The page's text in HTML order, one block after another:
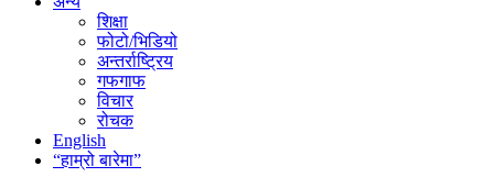
शिक्षा
फोटो/भिडियो
अन्तर्राष्ट्रिय
गफगाफ
विचार
रोचक
English
“हाम्रो बारेमा”